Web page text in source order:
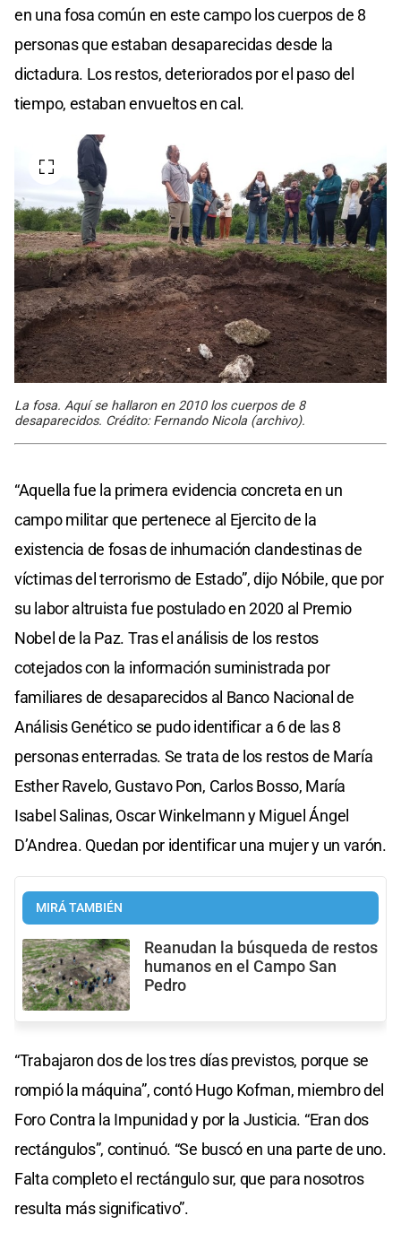
en una fosa común en este campo los cuerpos de 8
personas que estaban desaparecidas desde la
dictadura. Los restos, deteriorados por el paso del
tiempo, estaban envueltos en cal.
La fosa. Aquí se hallaron en 2010 los cuerpos de 8
desaparecidos. Crédito: Fernando Nicola (archivo).
“Aquella fue la primera evidencia concreta en un
campo militar que pertenece al Ejercito de la
existencia de fosas de inhumación clandestinas de
víctimas del terrorismo de Estado”, dijo Nóbile, que por
su labor altruista fue postulado en 2020 al Premio
Nobel de la Paz. Tras el análisis de los restos
cotejados con la información suministrada por
familiares de desaparecidos al Banco Nacional de
Análisis Genético se pudo identificar a 6 de las 8
personas enterradas. Se trata de los restos de María
Esther Ravelo, Gustavo Pon, Carlos Bosso, María
Isabel Salinas, Oscar Winkelmann y Miguel Ángel
D’Andrea. Quedan por identificar una mujer y un varón.
MIRÁ TAMBIÉN
Reanudan la búsqueda de restos
humanos en el Campo San
Pedro
“Trabajaron dos de los tres días previstos, porque se
rompió la máquina”, contó Hugo Kofman, miembro del
Foro Contra la Impunidad y por la Justicia. “Eran dos
rectángulos”, continuó. “Se buscó en una parte de uno.
Falta completo el rectángulo sur, que para nosotros
resulta más significativo”.